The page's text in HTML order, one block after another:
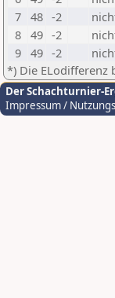
7
48 -2
8
49 -2
9
49 -2
*) Die ELodifferenz
Der Schachturnier-
Impressum /